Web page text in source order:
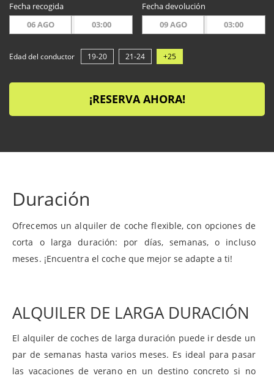
Fecha recogida
06 AGO
03:00
Fecha devolución
09 AGO
03:00
Edad del conductor 19-20 21-24 +25
¡RESERVA AHORA!
Duración
Ofrecemos un alquiler de coche flexible, con opciones de
corta o larga duración: por días, semanas, o incluso
meses. ¡Encuentra el coche que mejor se adapte a ti!
ALQUILER DE LARGA DURACIÓN
El alquiler de coches de larga duración puede ir desde un
par de semanas hasta varios meses. Es ideal para pasar
las vacaciones de verano en un destino concreto si no